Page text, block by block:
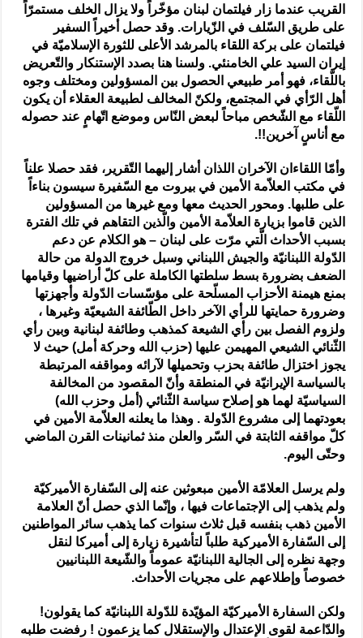
القريب عندما زار فيلتمان لبنان مؤخّراً ولا يزال الخلف مستمرّاً
على طريق السّلف في الزّيارات. وقد حصل أخيراً السفير
فيلتمان على بركة اللقاء بالمرشد الأعلى للثورة الإسلاميّة في
إيران السيد علي الخامنئي. ولسنا هنا بصدد الإستنكار والتّعريض
باللّقاء، فهو أمر طبيعي الحصول بين المسؤولين ومختلف وجوه
أهل الرّأي في المجتمع، ولكنّ المخالف لطبيعة العقلاء أن يكون
اللّقاء مع الشّخص مباحاً لبعض النّاس وموضع اتّهامٍ عند حصوله
مع أناسٍ آخرين!!.
وأمّا اللقاءان الآخران اللذان أشار إليهما التّقرير، فقد حصلا علناً
في مكتب العلاّمة الأمين في بيروت مع السّفيرة سيسون بناءاً
على طلبها. ومحور الحديث معها ومع غيرها من المسؤولين
الذين قاموا بزيارة العلاّمة الأمين والّذين التقاهم في تلك الفترة
بسبب الأحداث الّتي مرّت على لبنان – هو الكلام عن دعم
الدّولة اللبنانيّة والجيش اللبناني وسبل خروج الدولة من حالة
الضعف بضرورة بسط سلطتها الكاملة على كلّ أراضيها وقيامها
بمنع هيمنة الأحزاب المسلّحة على مؤسّسات الدّولة وأجهزتها
وضرورة حمايتها للرأي الآخر داخل الطّائفة الشيعيّة وغيرها ،
ولزوم الفصل بين رأي الشيعة كمذهب وطائفة لبنانية وبين رأي
الثّنائي الشيعي المهيمن عليها (حزب الله وحركة أمل) حيث لا
يجوز اختزال طائفة بحزب وتحميلها لآرائه ومواقفه المرتبطة
بالسياسة الإيرانيّة في المنطقة وأنّ المقصود من المخالفة
السياسيّة لهما هو إصلاح سياسة الثّنائي (أمل وحزب الله)
بعودتهما إلى مشروع الدّولة . وهذا ما يعلنه العلاّمة الأمين في
كلّ مواقفه الثابتة في السّر والعلن منذ ثمانينات القرن الماضي
وحتّى اليوم.
ولم يرسل العلامّة الأمين مبعوثين عنه إلى السّفارة الأميركيّة
ولم يذهب إلى الإجتماعات فيها ، وإنّما الذي حصل أنّ العلامة
الأمين ذهب بنفسه قبل ثلاث سنوات كما يذهب سائر المواطنين
إلى السّفارة الأميركية طلباً لتأشيرة زيارة إلى أميركا لنقل
وجهة نظره إلى الجالية اللبنانيّة عموماً والشّيعة اللبنانيين
خصوصاً وإطلاعهم على مجريات الأحداث.
ولكن السفارة الأميركيّة المؤيّدة للدّولة اللبنانيّة كما يقولون!
والدّاعمة لقوى الإعتدال والإستقلال كما يزعمون ! رفضت طلبه